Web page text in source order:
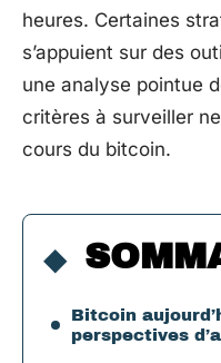
heures. Certaines
s’appuient sur des
une analyse pointue
critères à surveiller
cours du bitcoin.
Bitcoin
perspectives